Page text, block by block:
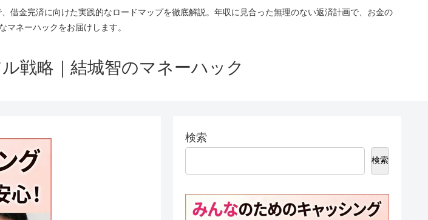
金完済に向けた実践的なロードマップを徹底解説。年収に見合った無理のない返済計画で、お金の
マネーハックをお届けします。
戦略｜結城智のマネーハック
検索
検索